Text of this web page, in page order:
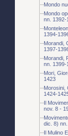
Mondo
Mondo
nn. 1392-
1394-
Morandi,
1397-
Morandi,
nn. 1399-
Mori,
1423
Morosini,
1424-
Il
nov. 8 -
dic. 8)
Il Mulino